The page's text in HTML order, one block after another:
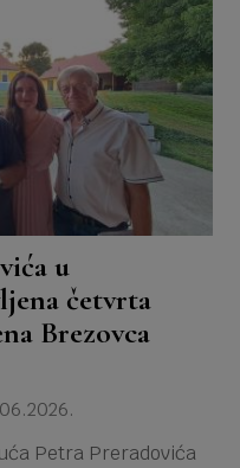
u
četvrta
Brezovca
Petra Preradovića